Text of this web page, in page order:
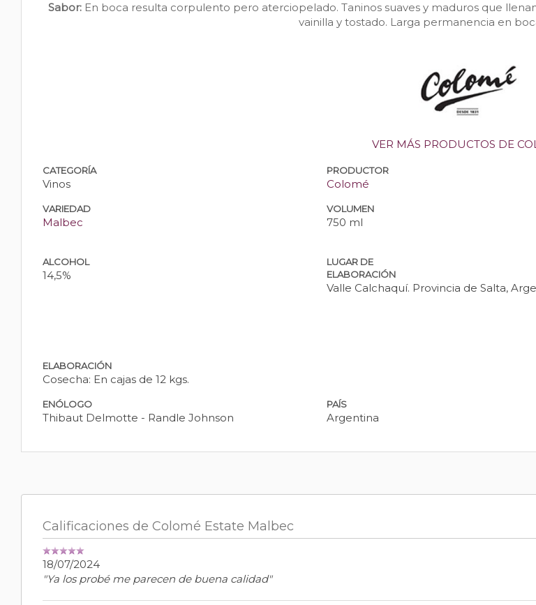
Sabor:En boca resulta corpulento pero aterciopelado. Taninos suaves y maduros que
vainilla y tostado. Larga permanencia en
VER MÁS PRODUCTOS DE
CATEGORÍA
Vinos
PRODUCTOR
Colomé
VARIEDAD
Malbec
VOLUMEN
750 ml
ALCOHOL
14,5%
LUGAR DE
ELABORACIÓN
Valle Calchaquí. Provincia de Salta,
ELABORACIÓN
Cosecha: En cajas de 12 kgs.
ENÓLOGO
Thibaut Delmotte - Randle Johnson
PAÍS
Argentina
Calificaciones de Colomé Estate Malbec
18/07/2024
"Ya los probé me parecen de buena calidad"